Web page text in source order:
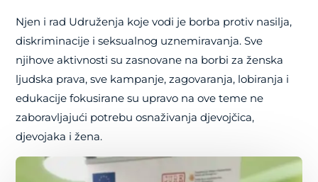
Njen i rad Udruženja koje vodi je borba protiv nasilja,
diskriminacije i seksualnog uznemiravanja. Sve
njihove aktivnosti su zasnovane na borbi za ženska
ljudska prava, sve kampanje, zagovaranja, lobiranja i
edukacije fokusirane su upravo na ove teme ne
zaboravljajući potrebu osnaživanja djevojčica,
djevojaka i žena.